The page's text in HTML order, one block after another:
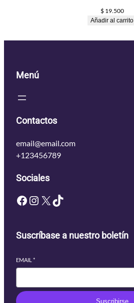
$19.500
Añadir al carrito
Menú
Contactos
email@email.com
+123456789
Sociales
Facebook Instagram X TikTok
Suscríbase a nuestro boletín
EMAIL *
Suscribirse